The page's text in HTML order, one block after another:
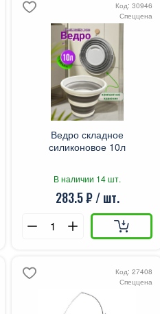
Код: 30946
Спеццена
Ведро складное
силиконовое 10л
В наличии 14 шт.
283.5 ₽ / шт.
Код: 27408
Спеццена